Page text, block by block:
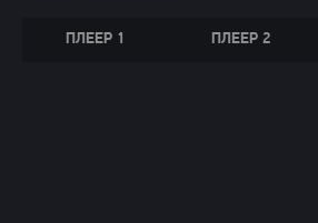
ПЛЕЕР 1 ПЛЕЕР 2